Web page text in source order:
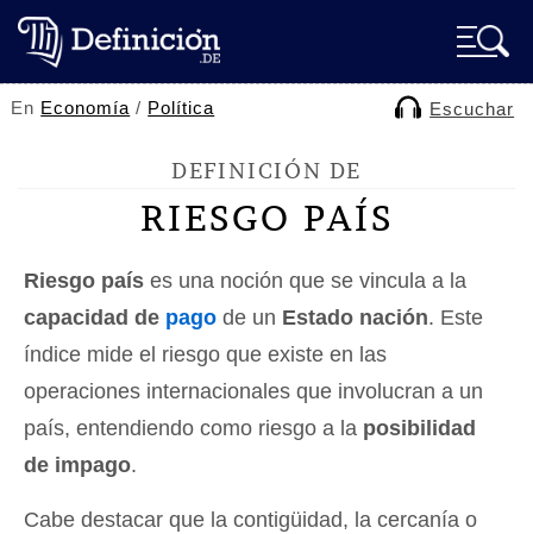
En Economía / Política Escuchar
DEFINICIÓN DE
RIESGO PAÍS
Riesgo país es una noción que se vincula a la
capacidad de pago de un Estado nación. Este
índice mide el riesgo que existe en las
operaciones internacionales que involucran a un
país, entendiendo como riesgo a la posibilidad
de impago.
Cabe destacar que la contigüidad, la cercanía o